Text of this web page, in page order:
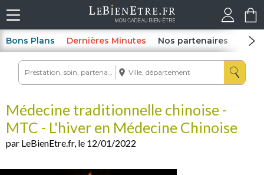
Bons Plans Dernières Minutes Nos partenaires Spas
Médecine traditionnelle chinoise -
MTC - L'hiver en Médecine Chinoise
par LeBienEtre.fr, le 12/01/2022